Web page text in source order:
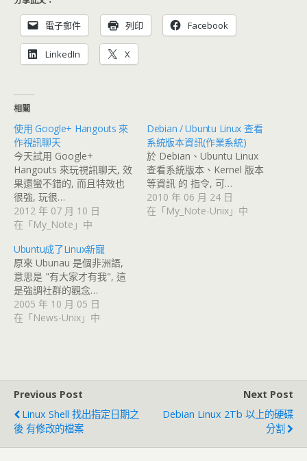
電子郵件 列印 Facebook
LinkedIn X
相關
使用 Google+ Hangouts 來
作視訊聊天
今天試用 Google+
Hangouts 來玩視訊聊天, 效
果還蠻不錯的, 而且特效也
很強, 玩很…
2012 年 07 月 10 日
在「My_Note」中
Debian / Ubuntu Linux 查看
系統版本資訊(作業系統)
於 Debian、Ubuntu Linux
查看系統版本、Kernel 版本
等資訊 的 指令, 可…
2010 年 06 月 24 日
在「My_Note-Unix」中
Ubuntu成了Linux新寵
原來 Ubunau 是個非洲語,
意思是 "有大家才有我", 這
是強調社群的觀念…
2005 年 10 月 05 日
在「News-Unix」中
Previous Post
Linux Shell 找出指定日期之
後 有修改的檔案
Next Post
Debian Linux 2Tb 以上的硬碟
分割